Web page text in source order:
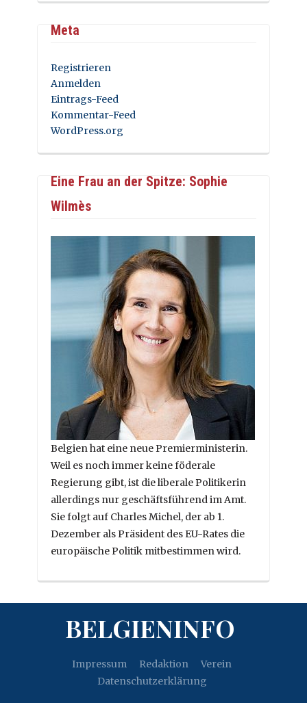
Meta
Registrieren
Anmelden
Eintrags-Feed
Kommentar-Feed
WordPress.org
Eine Frau an der Spitze: Sophie
Wilmès
Belgien hat eine neue Premierministerin.
Weil es noch immer keine föderale
Regierung gibt, ist die liberale Politikerin
allerdings nur geschäftsführend im Amt.
Sie folgt auf Charles Michel, der ab 1.
Dezember als Präsident des EU-Rates die
europäische Politik mitbestimmen wird.
BELGIENINFO
Impressum Redaktion
Verein
Datenschutzerklärung